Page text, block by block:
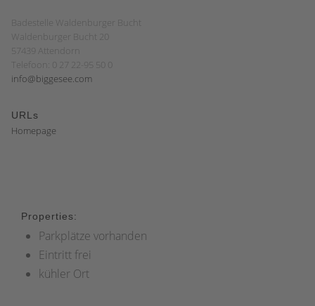
Badestelle Waldenburger Bucht
Waldenburger Bucht 20
57439 Attendorn
Telefoon: 0 27 22-95 50 0
info@biggesee.com
URLs
Homepage
Properties:
Parkplätze vorhanden
Eintritt frei
kühler Ort